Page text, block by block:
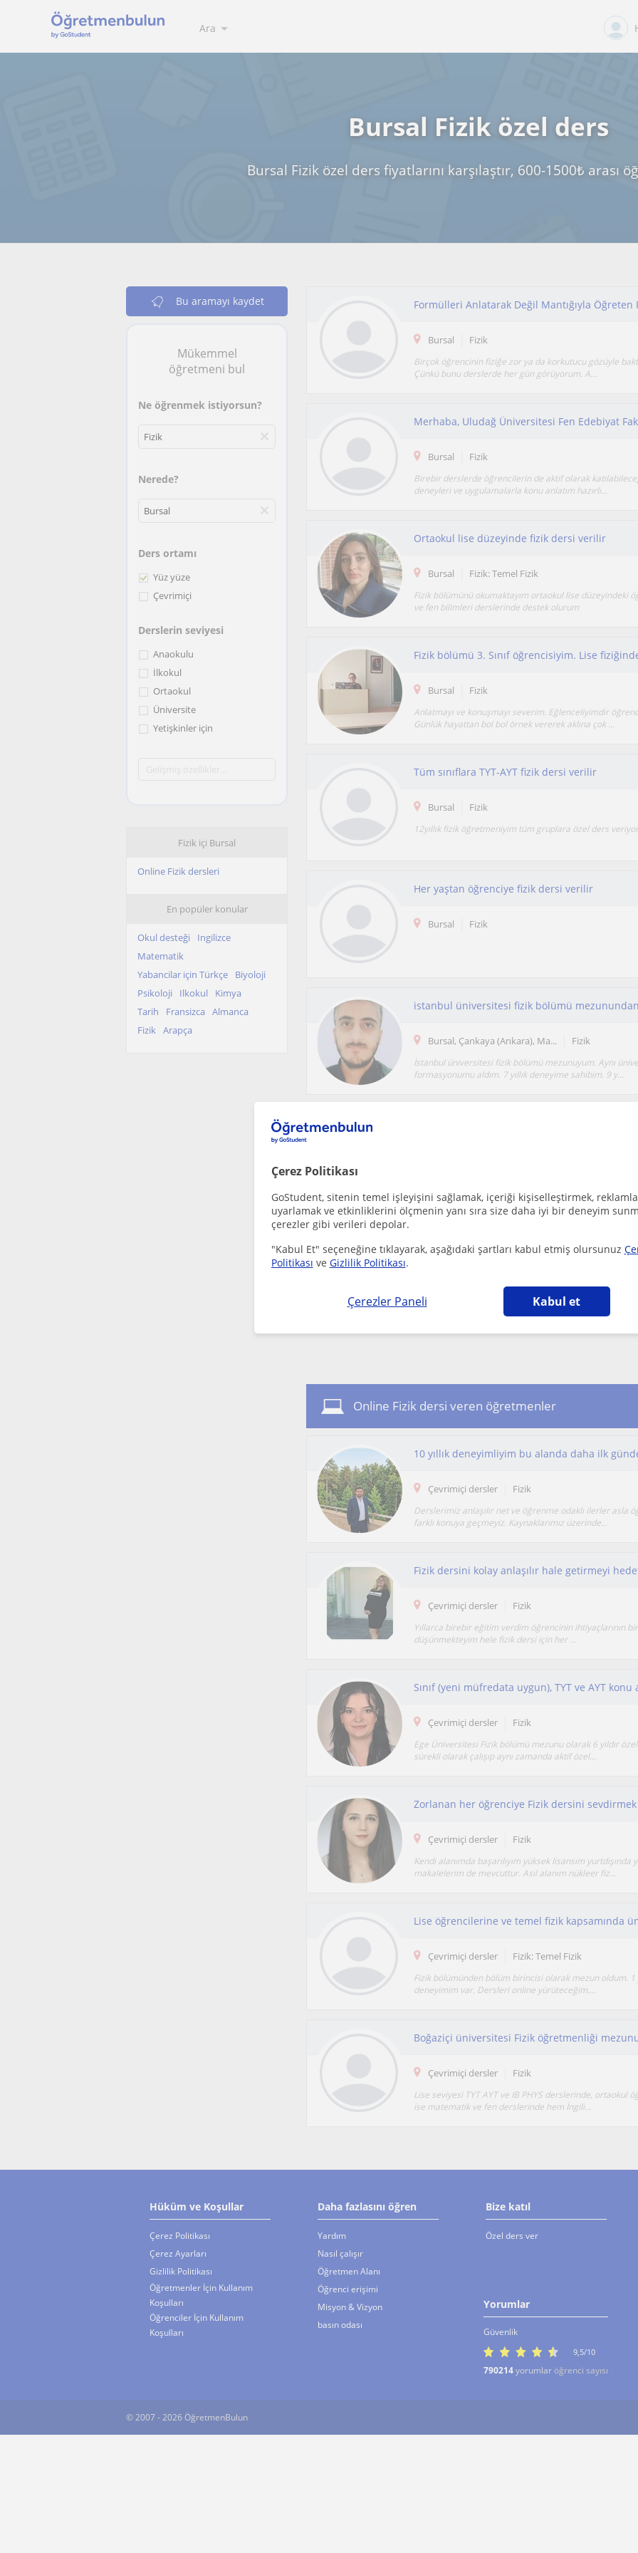
Çerez Politikası
GoStudent, sitenin temel işleyişini sağlamak, içeriği kişiselleştirmek,
uyarlamak ve etkinliklerini ölçmenin yanı sıra size daha iyi bir deneyim
çerezler gibi verileri depolar.
"Kabul Et" seçeneğine tıklayarak, aşağıdaki şartları kabul etmiş olursunuz
Politikası ve Gizlilik Politikası.
Çerezler Paneli Kabul et
Ara
Bursal Fizik özel ders
Bursal Fizik özel ders fiyatlarını karşılaştır, 600-1500₺ arası
Bu aramayı kaydet
Mükemmel
öğretmeni bul
Ne öğrenmek istiyorsun?
Nerede?
Ders ortamı
Yüz yüze
Çevrimiçi
Derslerin seviyesi
Anaokulu
İlkokul
Ortaokul
Üniversite
Yetişkinler için
Fizik içi Bursal
Online Fizik dersleri
En popüler konular
Okul desteği
Ingilizce
Matematik
Yabancilar için Türkçe
Biyoloji
Psikoloji
Ilkokul
Kimya
Tarih
Fransizca
Almanca
Fizik Arapça
Formülleri Anlatarak Değil Mantığıyla Öğreten
Bursal Fizik
Birçok öğrencinin fiziğe zor ya da korkutucu gözüyle
Çünkü bunu derslerde her gün görüyorum. A...
Bursal Fizik
Birebir derslerde öğrencilerin de aktif olarak
deneyleri ve uygulamalarla konu anlatım hazırlı...
Ortaokul lise düzeyinde fizik dersi verilir
Bursal Fizik: Temel Fizik
Fizik bölümünü okumaktayım ortaokul lise düzeyindeki
ve fen bilimleri derslerinde destek olurum
Bursal Fizik
Anlatmayı ve konuşmayı severim. Eğlenceliyimdir
Günlük hayattan bol bol örnek vererek aklına çok ...
Tüm sınıflara TYT-AYT fizik dersi verilir
Bursal Fizik
12yıllık fizik öğretmeniyim tüm gruplara özel ders
Her yaştan öğrenciye fizik dersi verilir
Bursal Fizik
istanbul üniversitesi fizik bölümü
Bursal, Çankaya (Ankara), Ma... Fizik
İstanbul üniversitesi fizik bölümü mezunuyum. Aynı
formasyonumu aldım. 7 yıllık deneyime sahibim. 9 y...
Lise fizik matematik ingilizce. Üniversite
bir tecrübeye sahibim. Üniversite düzeyinde Ma...
Öğretmenlerin seninle iletişime geçmesine izin
Ya da:
Bu aramayı kaydet ve yeni öğretmenlerimiz
Online Fizik dersi veren öğretmenler
Çevrimiçi dersler Fizik
Derslerimiz anlaşılır net ve öğrenme odaklı ilerler asla
farklı konuya geçmeyiz. Kaynaklarımız üzerinde...
Çevrimiçi dersler Fizik
Yıllarca birebir eğitim verdim öğrencinin ihtiyaçlarının
düşünmekteyim hele fizik dersi için her ...
Çevrimiçi dersler Fizik
Ege Üniversitesi Fizik bölümü mezunu olarak 6 yıldır
sürekli olarak çalışıp aynı zamanda aktif özel...
Çevrimiçi dersler Fizik
Kendi alanımda başarılıyım yüksek lisansım yurtdışında
makalelerim de mevcuttur. Asıl alanım nükleer fiz...
Çevrimiçi dersler Fizik: Temel Fizik
Fizik bölümünden bölüm birincisi olarak mezun oldum. 1
deneyimim var. Dersleri online yürüteceğim....
Çevrimiçi dersler Fizik
Lise seviyesi TYT AYT ve IB PHYS derslerinde, ortaokul
ise matematik ve fen derslerinde hem İngili...
Hüküm ve Koşullar
Çerez Politikası
Çerez Ayarları
Gizlilik Politikası
Öğretmenler İçin Kullanım
Koşulları
Öğrenciler İçin Kullanım
Koşulları
Daha fazlasını öğren
Yardım
Nasıl çalışır
Öğretmen Alanı
Öğrenci erişimi
Misyon & Vizyon
basın odası
Bize katıl
Özel ders ver
Yorumlar
Güvenlik
9,5/10
790214yorumlar öğrenci sayısı
© 2007 - 2026 ÖğretmenBulun